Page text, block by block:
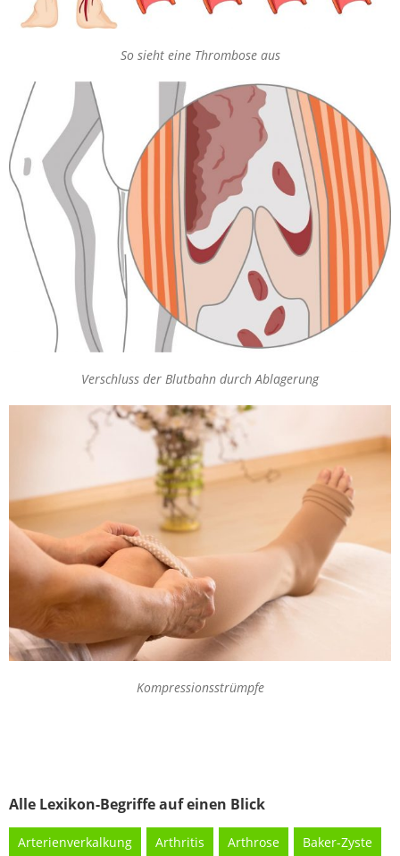
So sieht eine Thrombose aus
Verschluss der Blutbahn durch Ablagerung
Kompressionsstrümpfe
Alle Lexikon-Begriffe auf einen Blick
Arterienverkalkung Arthritis Arthrose Baker-Zyste